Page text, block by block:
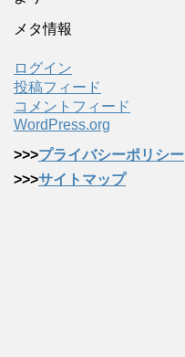
メタ情報
ログイン
投稿フィード
コメントフィード
WordPress.org
>>>プライバシーポリシー
>>>サイトマップ